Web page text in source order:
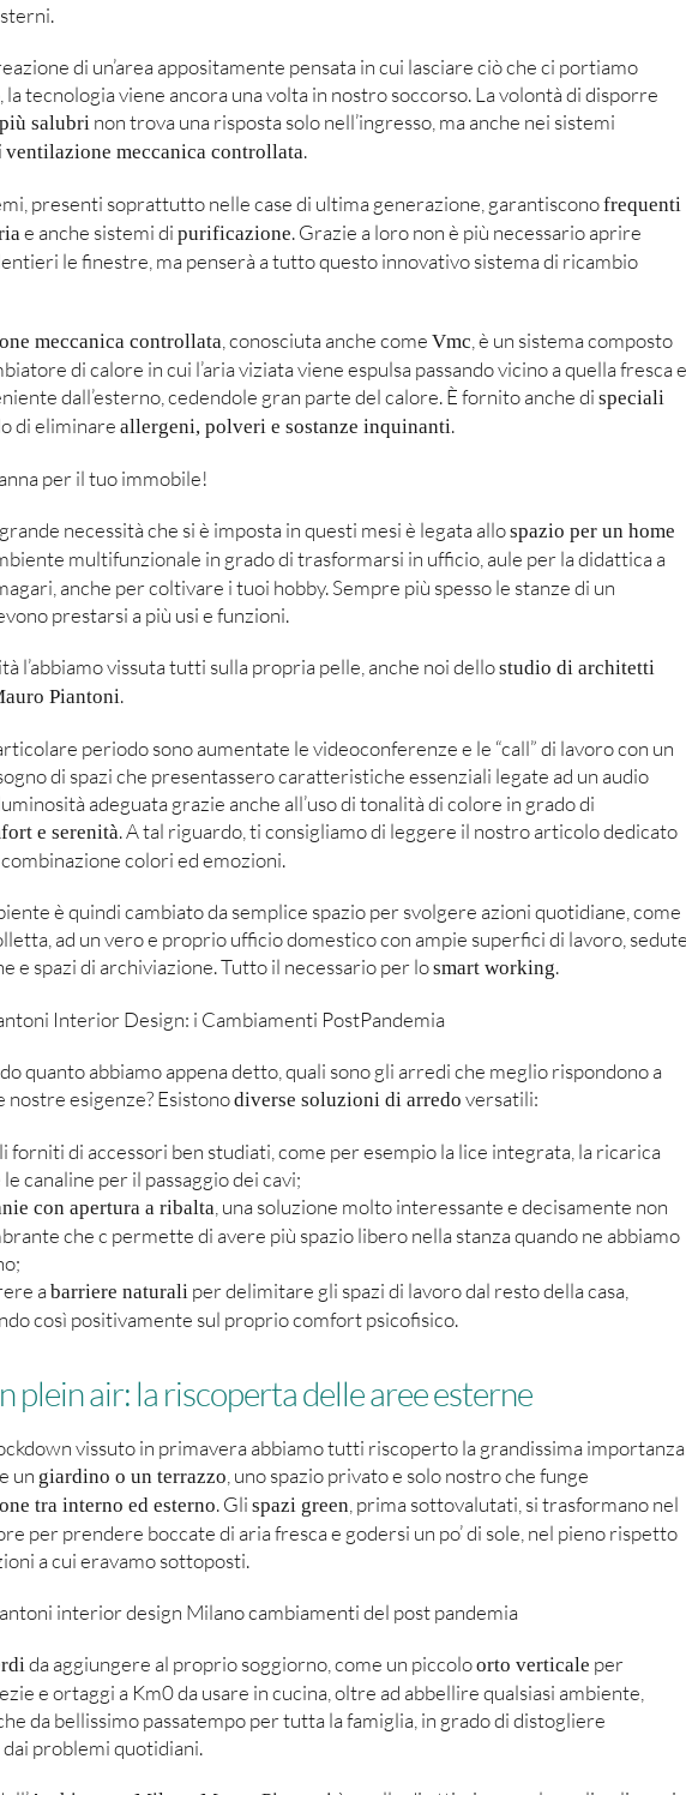
di un’area appositamente pensata in cui lasciare ciò che ci portiamo
la tecnologia viene ancora una volta in nostro soccorso. La volontà di disporre
salubri non trova una risposta solo nell’ingresso, ma anche nei sistemi
ventilazione meccanica controllata.
presenti soprattutto nelle case di ultima generazione, garantisconofrequenti
e anche sistemi di purificazione. Grazie a loro non è più necessario aprire
le finestre, ma penserà a tutto questo innovativo sistema di ricambio
meccanica controllata , conosciuta anche come Vmc , è un sistema composto
di calore in cui l’aria viziata viene espulsa passando vicino a quella fresca e
dall’esterno, cedendole gran parte del calore. È fornito anche di speciali
di eliminare allergeni, polveri e sostanze inquinanti.
per il tuo immobile!
necessità che si è imposta in questi mesi è legata allospazio per un home
multifunzionale in grado di trasformarsi in ufficio, aule per la didattica a
anche per coltivare i tuoi hobby. Sempre più spesso le stanze di un
prestarsi a più usi e funzioni.
l’abbiamo vissuta tutti sulla propria pelle, anche noi dellostudio di architetti
Piantoni.
periodo sono aumentate le videoconferenze e le “call” di lavoro con un
di spazi che presentassero caratteristiche essenziali legate ad un audio
adeguata grazie anche all’uso di tonalità di colore in grado di
e serenità. A tal riguardo, ti consigliamo di leggere il nostro articolo dedicato
colori ed emozioni.
è quindi cambiato da semplice spazio per svolgere azioni quotidiane, come
ad un vero e proprio ufficio domestico con ampie superfici di lavoro,
e spazi di archiviazione. Tutto il necessario per losmart working.
quanto abbiamo appena detto, quali sono gli arredi che meglio rispondono a
esigenze? Esistonodiverse soluzioni di arredo versatili:
forniti di accessori ben studiati, come per esempio la lice integrata, la ricarica
le canaline per il passaggio dei cavi;
con apertura a ribalta , una soluzione molto interessante e decisamente non
che c permette di avere più spazio libero nella stanza quando ne abbiamo
a barriere naturali per delimitare gli spazi di lavoro dal resto della casa,
così positivamente sul proprio comfort psicofisico.
plein air: la riscoperta delle aree esterne
vissuto in primavera abbiamo tutti riscoperto la grandissima importanza
un giardino o un terrazzo , uno spazio privato e solo nostro che funge
tra interno ed esterno. Gli spazi green , prima sottovalutati, si trasformano nel
per prendere boccate di aria fresca e godersi un po’ di sole, nel pieno rispetto
a cui eravamo sottoposti.
da aggiungere al proprio soggiorno, come un piccoloorto verticale per
e ortaggi a Km0 da usare in cucina, oltre ad abbellire qualsiasi ambiente,
da bellissimo passatempo per tutta la famiglia, in grado di distogliere
dai problemi quotidiani.